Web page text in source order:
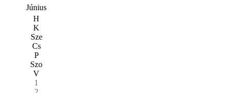
Június
H
K
Sze
Cs
P
Szo
V
1